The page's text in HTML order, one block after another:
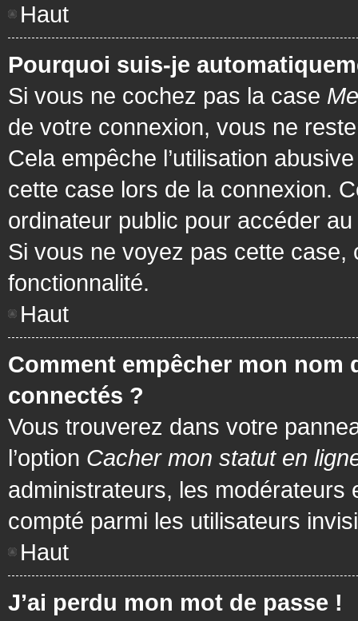
Haut
Pourquoi suis-je
Si vous ne cochez pas la case
de votre connexion, vous ne
Cela empêche l’utilisation
cette case lors de la connexion.
ordinateur public pour accéder
Si vous ne voyez pas cette case,
fonctionnalité.
Haut
Comment empêcher mon nom
connectés ?
Vous trouverez dans votre
l’option Cacher mon statut en
administrateurs, les
compté parmi les utilisateurs
Haut
J’ai perdu mon mot de passe !